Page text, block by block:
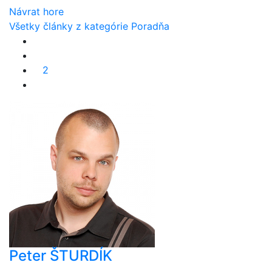
Návrat hore
Všetky články z kategórie Poradňa
2
Peter ŠTURDÍK